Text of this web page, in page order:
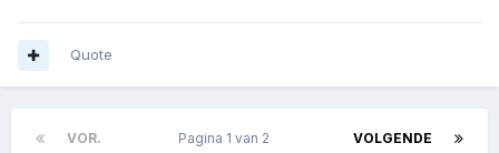
Quote
VOR. VOLGENDE
Pagina 1 van 2